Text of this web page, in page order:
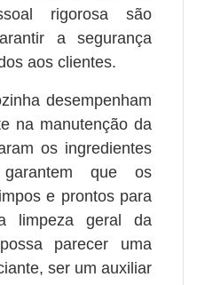
rigorosa são
a segurança
aos clientes.
desempenham
na manutenção da
os ingredientes
que os
e prontos para
limpeza geral da
parecer uma
ser um auxiliar